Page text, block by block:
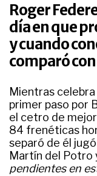
Roger
día en que
y cuando
comparó
Mientras
primer paso por
el cetro de
84 frenéticas
separó de él
Martín del Potro
pendientes en